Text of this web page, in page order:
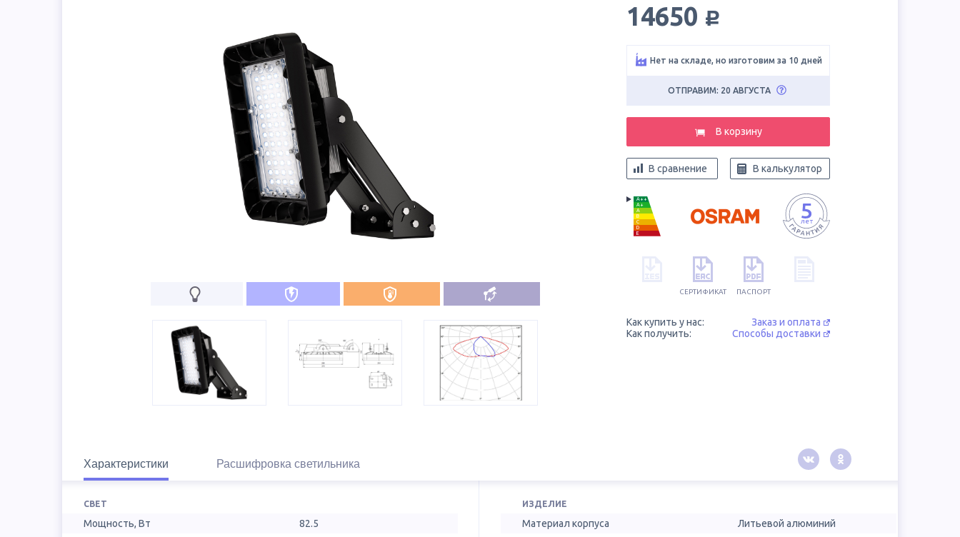
14650 руб.
Нет на складе, но изготовим за 10 дней
ОТПРАВИМ: 20 АВГУСТА
В корзину
В сравнение В калькулятор
A++
A+
A
B
C
D
E
СЕРТИФИКАТ ПАСПОРТ
Как купить у нас:
Заказ и оплата
Как получить:
Способы доставки
Характеристики Расшифровка светильника
СВЕТ
Мощность, Вт
82.5
ИЗДЕЛИЕ
Материал корпуса Литьевой алюминий